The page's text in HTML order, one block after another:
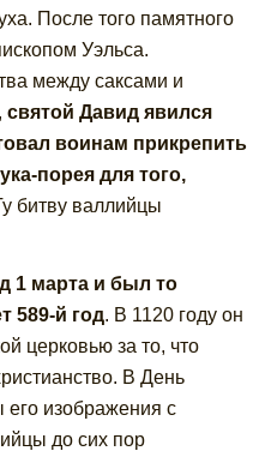
После того памятного
Уэльса.
между саксами и
святой Давид явился
воинам прикрепить
порея для того,
битву валлийцы
1 марта и был то
589-й год. В 1120 году он
церковью за то, что
В День
изображения с
до сих пор